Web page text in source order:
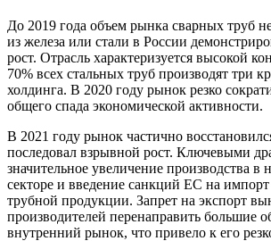
До 2019 года объем рынка сварных труб
из железа или стали в России
рост. Отрасль характеризуется высокой
70% всех стальных труб производят три
холдинга. В 2020 году рынок резко
общего спада экономической активности.
В 2021 году рынок частично
последовал взрывной рост. Ключевыми
значительное увеличение производства в
секторе и введение санкций ЕС на импорт
трубной продукции. Запрет на экспорт
производителей перенаправить большие
внутренний рынок, что привело к его